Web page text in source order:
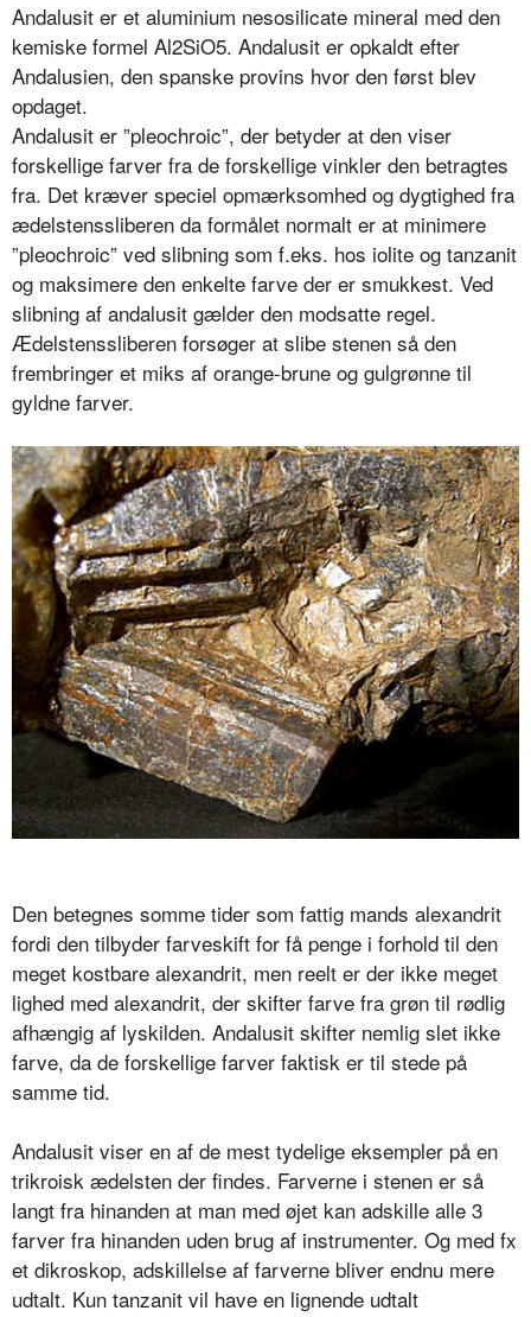
Andalusit er et aluminium nesosilicate mineral med den
kemiske formel Al2SiO5. Andalusit er opkaldt efter
Andalusien, den spanske provins hvor den først blev
opdaget.
Andalusit er ”pleochroic”, der betyder at den viser
forskellige farver fra de forskellige vinkler den betragtes
fra. Det kræver speciel opmærksomhed og dygtighed fra
ædelstenssliberen da formålet normalt er at minimere
”pleochroic” ved slibning som f.eks. hos iolite og tanzanit
og maksimere den enkelte farve der er smukkest. Ved
slibning af andalusit gælder den modsatte regel.
Ædelstenssliberen forsøger at slibe stenen så den
frembringer et miks af orange-brune og gulgrønne til
gyldne farver.
Den betegnes somme tider som fattig mands alexandrit
fordi den tilbyder farveskift for få penge i forhold til den
meget kostbare alexandrit, men reelt er der ikke meget
lighed med alexandrit, der skifter farve fra grøn til rødlig
afhængig af lyskilden. Andalusit skifter nemlig slet ikke
farve, da de forskellige farver faktisk er til stede på
samme tid.
Andalusit viser en af de mest tydelige eksempler på en
trikroisk ædelsten der findes. Farverne i stenen er så
langt fra hinanden at man med øjet kan adskille alle 3
farver fra hinanden uden brug af instrumenter. Og med fx
et dikroskop, adskillelse af farverne bliver endnu mere
udtalt. Kun tanzanit vil have en lignende udtalt